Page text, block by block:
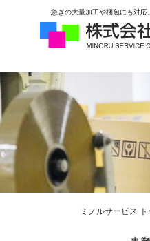
急ぎの大量加工や梱包にも対
ミノルサービス